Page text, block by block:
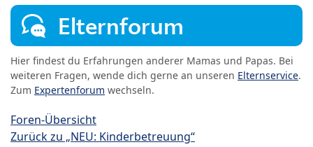
Elternforum
Hier findest du Erfahrungen anderer Mamas und Papas. Bei
weiteren Fragen, wende dich gerne an unseren Elternservice.
Zum Expertenforum wechseln.
Foren-Übersicht
Zurück zu „NEU: Kinderbetreuung“